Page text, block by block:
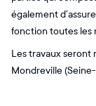
également
fonction toutes les
Les travaux seront
Mondreville